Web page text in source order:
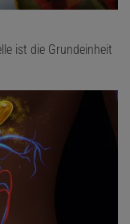
ist die Grundeinheit